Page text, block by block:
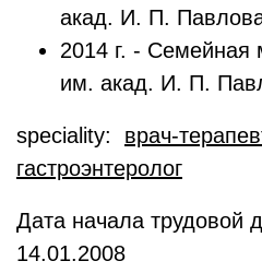
акад. И. П.
2014 г. -
им. акад. И. П.
speciality: врач-
гастроэнтеролог
Дата начала трудовой
14.01.2008